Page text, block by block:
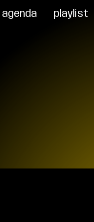
Skip to navigation
agenda playlist